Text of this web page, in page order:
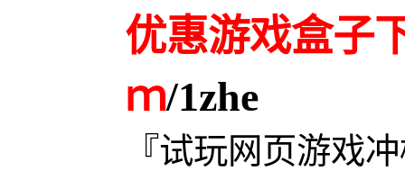
优惠游戏盒子
ｍ/1zhe
『试玩网页游戏